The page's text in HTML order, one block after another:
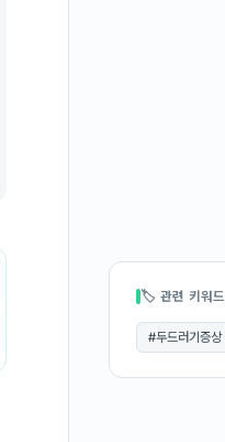
🏷 관련 키워드
#두드러기증상